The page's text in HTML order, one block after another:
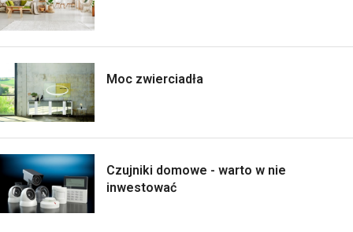
Moc zwierciadła
Czujniki domowe - warto w nie
inwestować